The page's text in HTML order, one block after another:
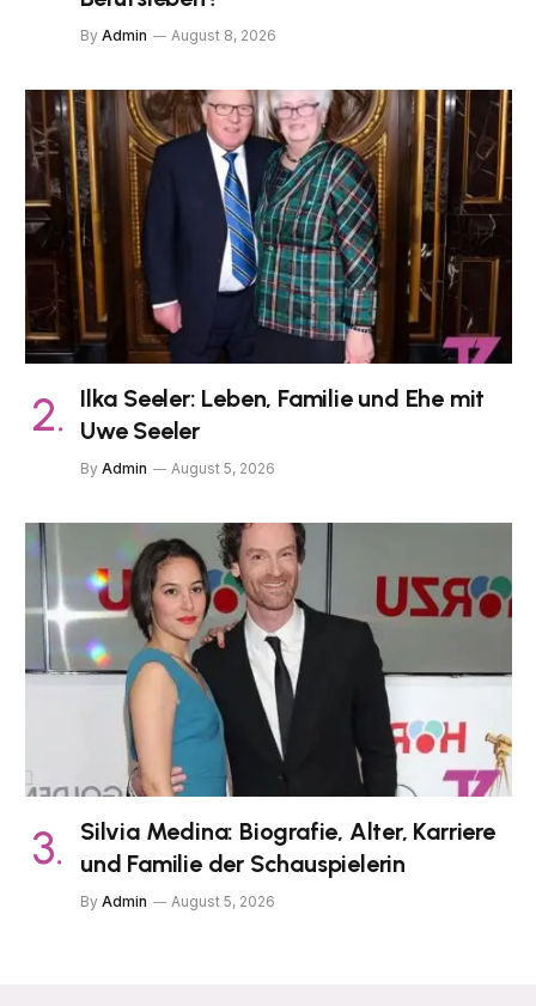
By Admin August 8, 2026
Ilka Seeler: Leben, Familie und Ehe mit
Uwe Seeler
By Admin August 5, 2026
Silvia Medina: Biografie, Alter, Karriere
und Familie der Schauspielerin
By Admin August 5, 2026